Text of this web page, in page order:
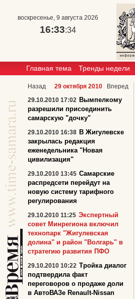
воскресенье, 9 августа 2026
16:33:34
Главная тема Тренды недели
Назад 29 октября 2010
Вперед
29.10.2010 17:02 Вымпелкому
разрешили присоединить
самарскую "дочку"
29.10.2010 16:38 В Жигулевске
закрылась редакция
еженедельника "Новая
цивилизация"
29.10.2010 13:45 Самарские
распредсети перейдут на
новую систему тарифного
регулирования
29.10.2010 11:25 Экспертный
совет Минрегиона включил
технопарк "Жигулевская
долина" и район "Волгарь" в
стратегию развития ПФО
29.10.2010 10:22 Тройка диалог
подтвердила факт
переговоров о продаже доли
в АвтоВАЗе Renault-Nissan